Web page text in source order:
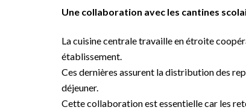
Une collaboration avec les cantines
La cuisine centrale travaille en étroite
établissement.
Ces dernières assurent la distribution des
déjeuner.
Cette collaboration est essentielle car les